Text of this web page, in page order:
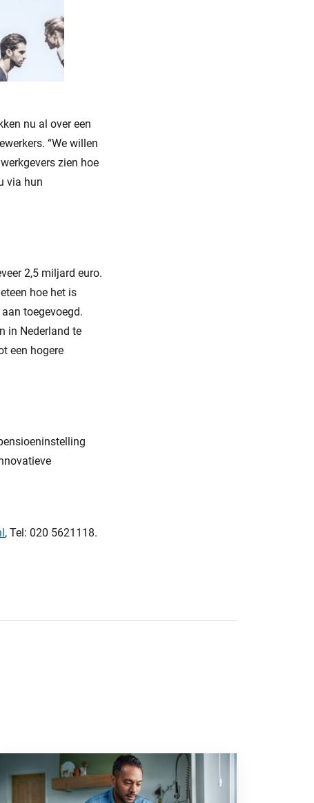
nu al over een
“We willen
zien hoe
via hun
2,5 miljard euro.
hoe het is
toegevoegd.
in Nederland te
een hogere
, Tel: 020 5621118.
kan zijn in je bedrijf”
Ga naar “2025: een bewogen beleggingsjaar”